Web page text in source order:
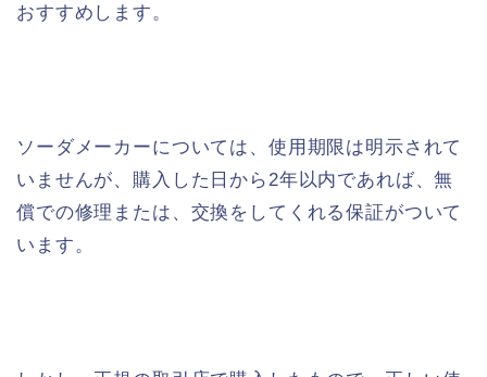
おすすめします。
ソーダメーカーについては、使用期限は明示されて
いませんが、購入した日から2年以内であれば、無
償での修理または、交換をしてくれる保証がついて
います。